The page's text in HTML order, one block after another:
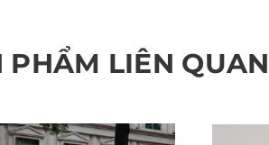
PHẨM LIÊN QUAN